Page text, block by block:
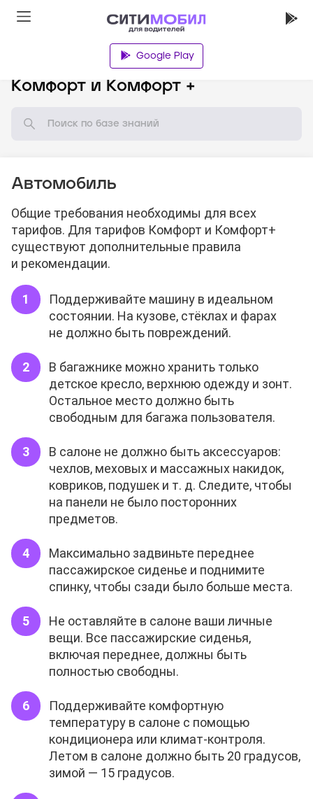
Google Play
Комфорт и Комфорт +
Автомобиль
Общие требования необходимы для всех
тарифов. Для тарифов Комфорт и Комфорт+
существуют дополнительные правила
и рекомендации.
Поддерживайте машину в идеальном
состоянии. На кузове, стёклах и фарах
не должно быть повреждений.
В багажнике можно хранить только
детское кресло, верхнюю одежду и зонт.
Остальное место должно быть
свободным для багажа пользователя.
В салоне не должно быть аксессуаров:
чехлов, меховых и массажных накидок,
ковриков, подушек и т. д. Следите, чтобы
на панели не было посторонних
предметов.
Максимально задвиньте переднее
пассажирское сиденье и поднимите
спинку, чтобы сзади было больше места.
Не оставляйте в салоне ваши личные
вещи. Все пассажирские сиденья,
включая переднее, должны быть
полностью свободны.
Поддерживайте комфортную
температуру в салоне с помощью
кондиционера или климат-контроля.
Летом в салоне должно быть 20 градусов,
зимой — 15 градусов.